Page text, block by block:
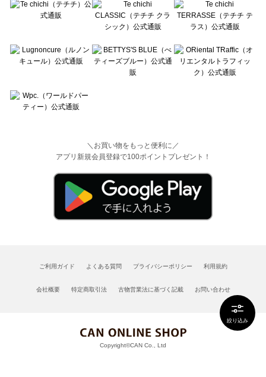
絞り込み
＼お買い物をもっと便利に／
アプリ新規会員登録で100ポイントプレゼント！
ご利用ガイド よくある質問 プライバシーポリシー 利用規約
会社概要 特定商取引法 古物営業法に基づく記載 お問い合わせ
Copyright©CAN Co., Ltd